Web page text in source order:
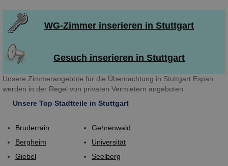
WG-Zimmer inserieren in Stuttgart
Gesuch inserieren in Stuttgart
Unsere Zimmerangebote für die Übernachtung in Stuttgart Espan
werden in der Regel von privaten Vermietern angeboten.
Unsere Top Stadtteile in Stuttgart
Bruderrain
Bergheim
Giebel
Gehrenwald
Universität
Seelberg